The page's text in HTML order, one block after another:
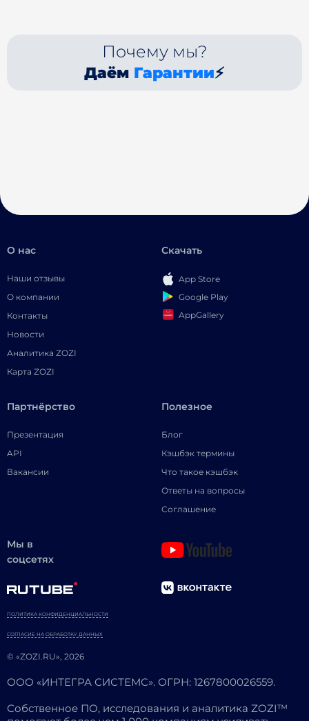
Почему мы?
Даём Гарантии⚡
О нас
Наши отзывы
О компании
Контакты
Новости
Аналитика ZOZI
Карта ZOZI
Скачать
App Store
Google Play
AppGallery
Партнёрство
Презентация
API
Вакансии
Полезное
Блог
Кэшбэк термины
Что такое кэшбэк
Ответы на вопросы
Соглашение
Мы в
соцсетях
© «ZOZI.RU», 2026
ПОЛИТИКА КОНФИДЕНЦИАЛЬНОСТИ
СОГЛАСИЕ НА ОБРАБОТКУ ДАННЫХ
ООО «ИНТЕГРА СИСТЕМС». ОГРН: 1267800026559.
Собственное ПО, исследования и аналитика ZOZI™